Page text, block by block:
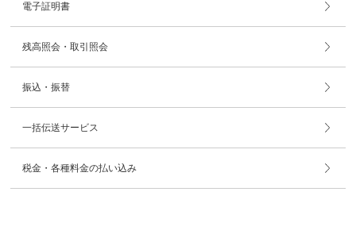
電子証明書
残高照会・取引照会
振込・振替
一括伝送サービス
税金・各種料金の払い込み